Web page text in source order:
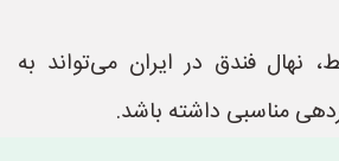
نهال فندق در ایران می‌تواند به
مناسبی داشته باشد.